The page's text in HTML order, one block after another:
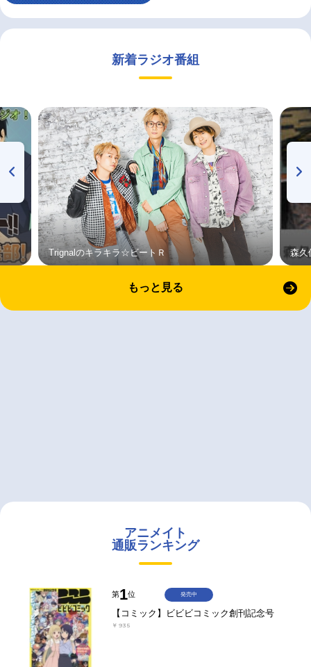
新着ラジオ番組
Trignalのキラキラ☆ビートＲ 森久
もっと見る
アニメイト
通販ランキング
第1位
【コミック】ビビビコミック創刊記念号
￥935
発売中